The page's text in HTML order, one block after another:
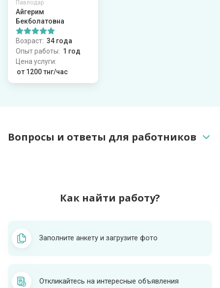
Павлодар
Айгерим
Бекболатовна
Возраст: 34 года
Опыт работы: 1 год
Цена услуги:
от 1200 тнг/час
Вопросы и ответы для работников
Как быстрее найти работу?
Обязателен ли загружать фото и паспорт на сайт?
Как найти работу?
Заполните анкету и загрузите фото
Откликайтесь на интересные объявления